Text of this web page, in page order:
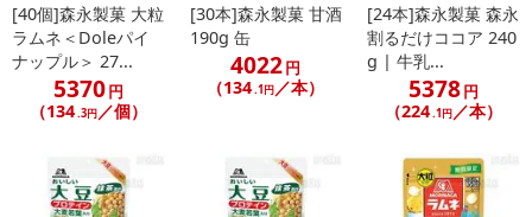
[40個]森永製菓 大粒
ラムネ＜Doleパイ
ナップル＞ 27...
5370円
（134.3円／個）
[30本]森永製菓 甘酒
190g 缶
4022円
（134.1円／本）
[24本]森永製菓 森永
割るだけココア 240
g | 牛乳...
5378円
（224.1円／本）